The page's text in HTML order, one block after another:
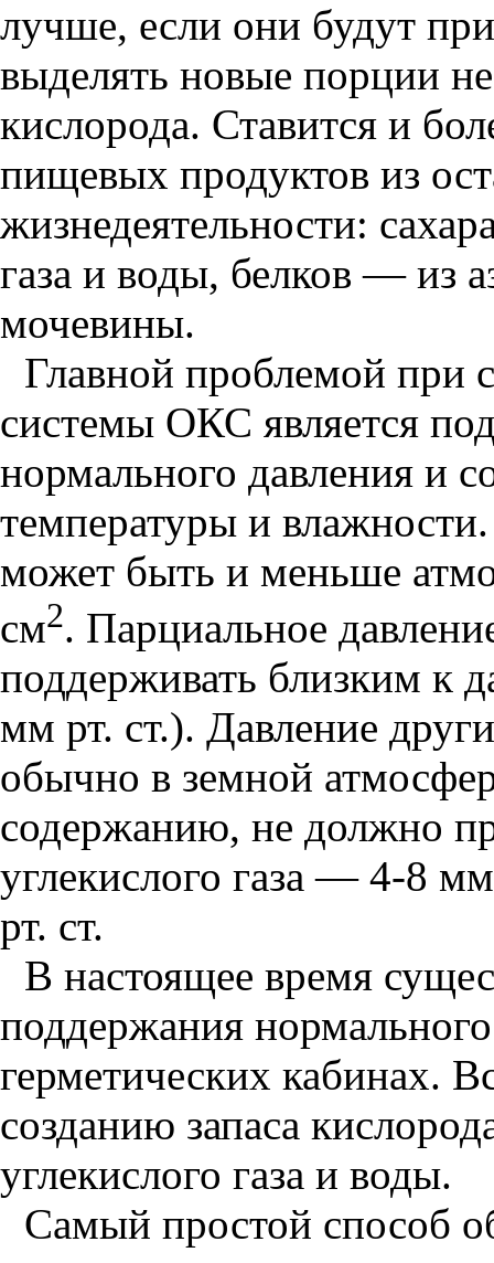
лучше, если они будут
выделять новые порции
кислорода. Ставится и
пищевых продуктов из
жизнедеятельности:
газа и воды, белков — из
мочевины.
Главной проблемой при
системы ОКС является
нормального давления и
температуры и
может быть и меньше
см2. Парциальное
поддерживать близким к
мм рт. ст.). Давление
обычно в земной
содержанию, не должно
углекислого газа — 4-8
рт. ст.
В настоящее время
поддержания
герметических кабинах.
созданию запаса
углекислого газа и воды.
Самый простой способ